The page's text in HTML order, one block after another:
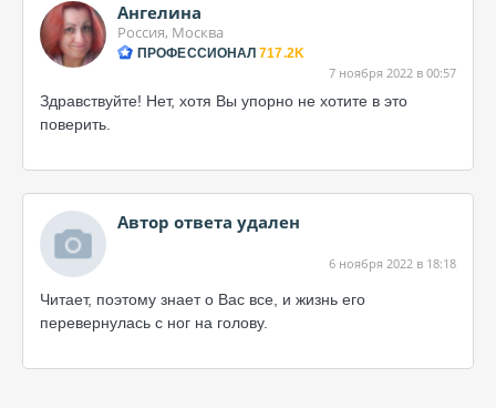
Ангелина
Россия, Москва
ПРОФЕССИОНАЛ 717.2K
7 ноября 2022 в 00:57
Здравствуйте! Нет, хотя Вы упорно не хотите в это
поверить.
Автор ответа удален
6 ноября 2022 в 18:18
Читает, поэтому знает о Вас все, и жизнь его
перевернулась с ног на голову.